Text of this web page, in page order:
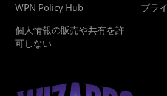
WPN Policy Hub
プラ
個人情報の販売や共有を許
可しない